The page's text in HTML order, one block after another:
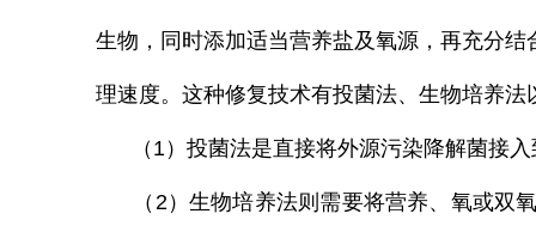
生物 ，同时添加适当营养盐及氧源，再充分
理速度。这种修复技术有投菌法、生物培养法
（1）投菌法是直接将外源污染 降解菌接
（2）生物培养法则需要将营养、 氧或双